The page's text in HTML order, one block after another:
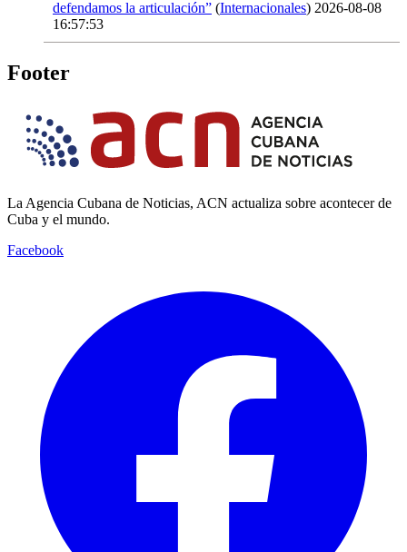
defendamos la articulación” (Internacionales) 2026-08-08
16:57:53
Footer
La Agencia Cubana de Noticias, ACN actualiza sobre acontecer de
Cuba y el mundo.
Facebook